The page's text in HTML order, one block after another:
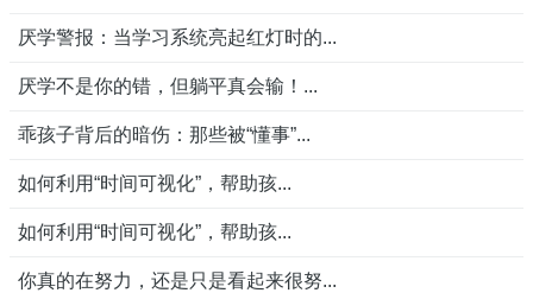
厌学警报：当学习系统亮起红灯时的...
厌学不是你的错，但躺平真会输！...
乖孩子背后的暗伤：那些被“懂事”...
如何利用“时间可视化”，帮助孩...
如何利用“时间可视化”，帮助孩...
你真的在努力，还是只是看起来很努...